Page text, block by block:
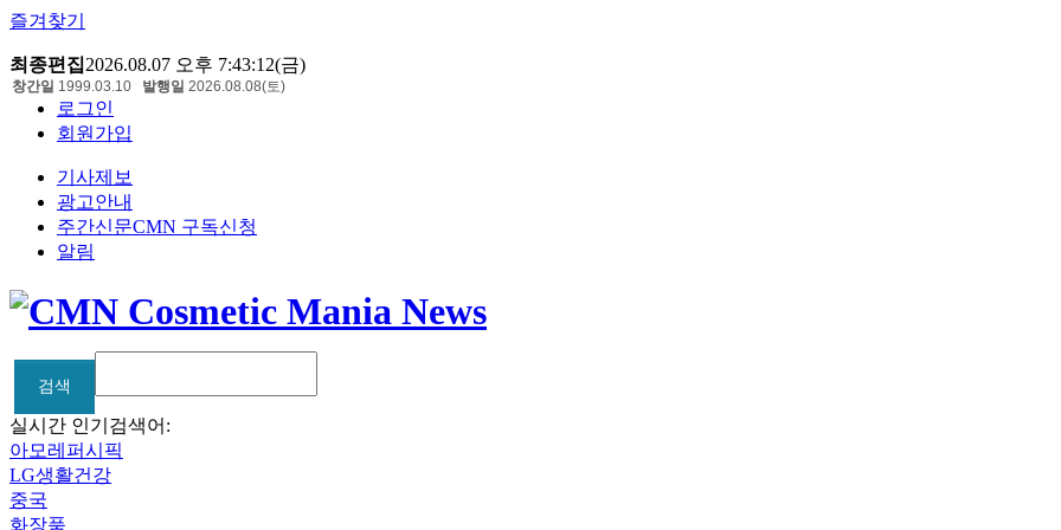
즐겨찾기
최종편집2026.08.07 오후 7:43:12(금)
로그인
회원가입
기사제보
광고안내
주간신문CMN 구독신청
알림
창간일 1999.03.10 발행일 2026.08.08(토)
검색
검색
실시간 인기검색어:
아모레퍼시픽
LG생활건강
중국
화장품